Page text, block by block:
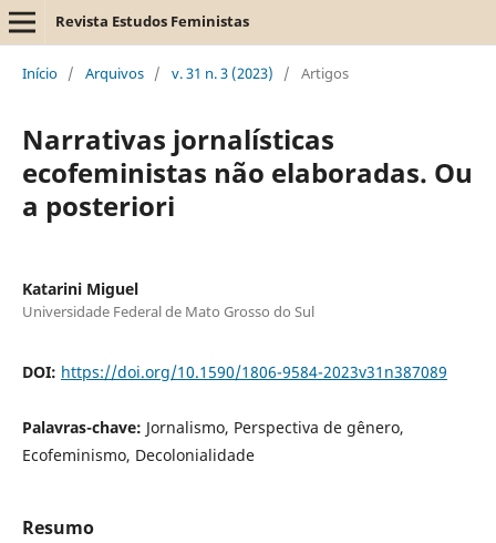
Revista Estudos Feministas
Início / Arquivos / v. 31 n. 3 (2023) / Artigos
Narrativas jornalísticas
ecofeministas não elaboradas. Ou
a posteriori
Katarini Miguel
Universidade Federal de Mato Grosso do Sul
DOI: https://doi.org/10.1590/1806-9584-2023v31n387089
Palavras-chave: Jornalismo, Perspectiva de gênero,
Ecofeminismo, Decolonialidade
Resumo